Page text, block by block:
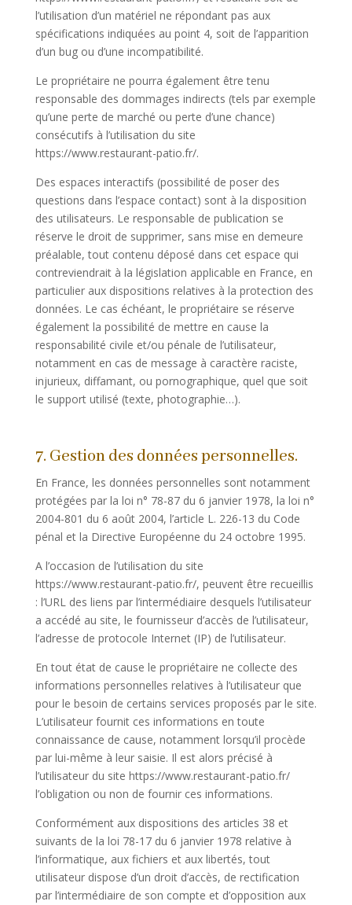
l’utilisation d’un matériel ne répondant pas aux
spécifications indiquées au point 4, soit de l’apparition
d’un bug ou d’une incompatibilité.
Le propriétaire ne pourra également être tenu
responsable des dommages indirects (tels par exemple
qu’une perte de marché ou perte d’une chance)
consécutifs à l’utilisation du site
https://www.restaurant-patio.fr/.
Des espaces interactifs (possibilité de poser des
questions dans l’espace contact) sont à la disposition
des utilisateurs. Le responsable de publication se
réserve le droit de supprimer, sans mise en demeure
préalable, tout contenu déposé dans cet espace qui
contreviendrait à la législation applicable en France, en
particulier aux dispositions relatives à la protection des
données. Le cas échéant, le propriétaire se réserve
également la possibilité de mettre en cause la
responsabilité civile et/ou pénale de l’utilisateur,
notamment en cas de message à caractère raciste,
injurieux, diffamant, ou pornographique, quel que soit
le support utilisé (texte, photographie…).
7. Gestion des données personnelles.
En France, les données personnelles sont notamment
protégées par la loi n° 78-87 du 6 janvier 1978, la loi n°
2004-801 du 6 août 2004, l’article L. 226-13 du Code
pénal et la Directive Européenne du 24 octobre 1995.
A l’occasion de l’utilisation du site
https://www.restaurant-patio.fr/, peuvent être recueillis
: l’URL des liens par l’intermédiaire desquels l’utilisateur
a accédé au site, le fournisseur d’accès de l’utilisateur,
l’adresse de protocole Internet (IP) de l’utilisateur.
En tout état de cause le propriétaire ne collecte des
informations personnelles relatives à l’utilisateur que
pour le besoin de certains services proposés par le site.
L’utilisateur fournit ces informations en toute
connaissance de cause, notamment lorsqu’il procède
par lui-même à leur saisie. Il est alors précisé à
l’utilisateur du site https://www.restaurant-patio.fr/
l’obligation ou non de fournir ces informations.
Conformément aux dispositions des articles 38 et
suivants de la loi 78-17 du 6 janvier 1978 relative à
l’informatique, aux fichiers et aux libertés, tout
utilisateur dispose d’un droit d’accès, de rectification
par l’intermédiaire de son compte et d’opposition aux